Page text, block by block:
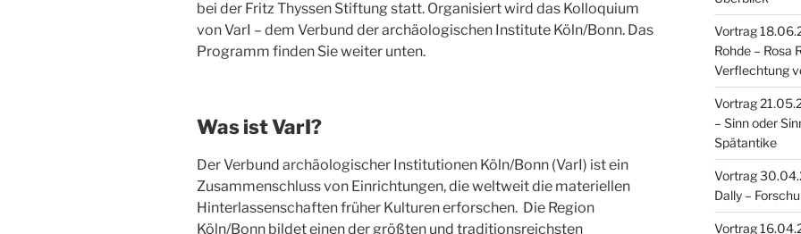
bei der Fritz Thyssen Stiftung statt. Organisiert wird das Kolloquium
von VarI – dem Verbund der archäologischen Institute Köln/Bonn. Das
Programm finden Sie weiter unten.
Was ist VarI?
Der Verbund archäologischer Institutionen Köln/Bonn (VarI) ist ein
Zusammenschluss von Einrichtungen, die weltweit die materiellen
Hinterlassenschaften früher Kulturen erforschen. Die Region
Köln/Bonn bildet einen der größten und traditionsreichsten
Vortrag
Rohde – Rosa
Verflechtung
Vortrag
– Sinn oder
Spätantike
Vortrag
Dally –
Vortrag